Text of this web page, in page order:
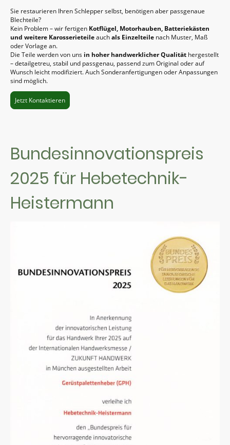
Sie restaurieren Ihren Schlepper selbst, benötigen aber passgenaue
Blechteile?
Kein Problem – wir fertigen Kotflügel, Motorhauben, Batteriekästen
und weitere Karosserieteileauchals Einzelteile nach Muster, Maß
oder Vorlage an.
Die Teile werden von uns in hoher handwerklicher Qualität hergestellt
– detailgetreu, stabil und passgenau, passend zum Original oder auf
Wunsch leicht modifiziert. Auch Sonderanfertigungen oder Anpassungen
sind möglich.
Jetzt Kontaktieren
Bundesinnovationspreis
2025 für Hebetechnik-
Heistermann